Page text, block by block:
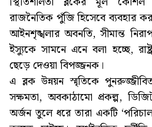
রাজনৈতিক পুঁজি হিসেবে ব্যবহার
আইনশৃঙ্খলার অবনতি, সীমান্ত
ইস্যুকে সামনে এনে বলা হচ্ছে,
ছেড়ে দেওয়া বিপজ্জনক।
এ ব্লক উন্নয়ন স্মৃতিকে
সক্ষমতা, অবকাঠামো প্রকল্প,
অর্জন তুলে ধরে তারা একটি